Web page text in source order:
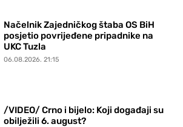
Načelnik Zajedničkog štaba OS BiH
posjetio povrijeđene pripadnike na
UKC Tuzla
06.08.2026. 21:15
/VIDEO/ Crno i bijelo: Koji događaji su
obilježili 6. august?